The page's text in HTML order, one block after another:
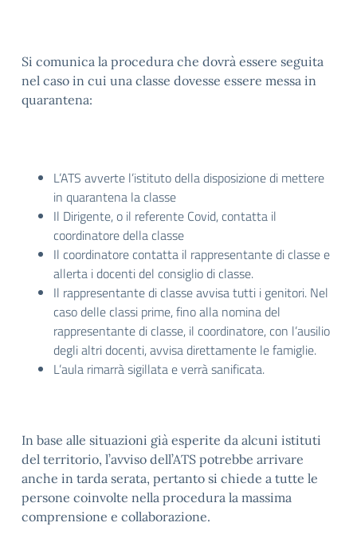
Si comunica la procedura che dovrà essere seguita
nel caso in cui una classe dovesse essere messa in
quarantena:
L’ATS avverte l’istituto della disposizione di mettere
in quarantena la classe
Il Dirigente, o il referente Covid, contatta il
coordinatore della classe
Il coordinatore contatta il rappresentante di classe e
allerta i docenti del consiglio di classe.
Il rappresentante di classe avvisa tutti i genitori. Nel
caso delle classi prime, fino alla nomina del
rappresentante di classe, il coordinatore, con l’ausilio
degli altri docenti, avvisa direttamente le famiglie.
L’aula rimarrà sigillata e verrà sanificata.
In base alle situazioni già esperite da alcuni istituti
del territorio, l’avviso dell’ATS potrebbe arrivare
anche in tarda serata, pertanto si chiede a tutte le
persone coinvolte nella procedura la massima
comprensione e collaborazione.